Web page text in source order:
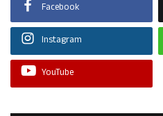
Facebook
Instagram
YouTube